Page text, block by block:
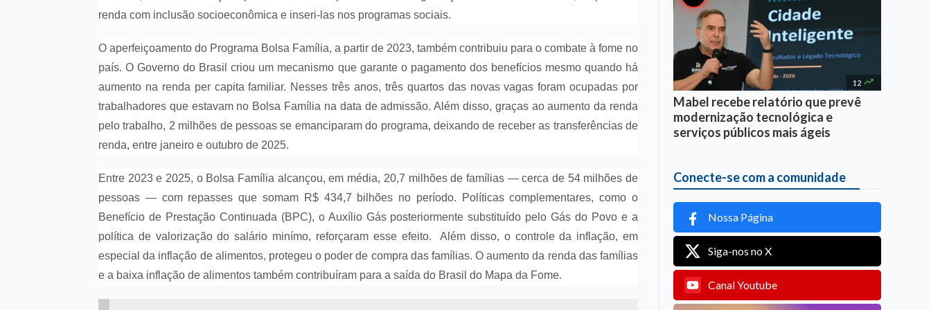
renda com inclusão socioeconômica e inseri-las nos programas sociais.
O aperfeiçoamento do Programa Bolsa Família, a partir de 2023, também contribuiu para o combate à fome no
país. O Governo do Brasil criou um mecanismo que garante o pagamento dos benefícios mesmo quando há
aumento na renda per capita familiar. Nesses três anos, três quartos das novas vagas foram ocupadas por
trabalhadores que estavam no Bolsa Família na data de admissão. Além disso, graças ao aumento da renda
pelo trabalho, 2 milhões de pessoas se emanciparam do programa, deixando de receber as transferências de
renda, entre janeiro e outubro de 2025.
Entre 2023 e 2025, o Bolsa Família alcançou, em média, 20,7 milhões de famílias — cerca de 54 milhões de
pessoas — com repasses que somam R$ 434,7 bilhões no período. Políticas complementares, como o
Benefício de Prestação Continuada (BPC), o Auxílio Gás posteriormente substituído pelo Gás do Povo e a
política de valorização do salário minímo, reforçaram esse efeito. Além disso, o controle da inflação, em
especial da inflação de alimentos, protegeu o poder de compra das famílias. O aumento da renda das famílias
e a baixa inflação de alimentos também contribuíram para a saída do Brasil do Mapa da Fome.
12 
Mabel recebe relatório que prevê
modernização tecnológica e
serviços públicos mais ágeis
Conecte-se com a comunidade
Nossa Página
Siga-nos no X
Canal Youtube